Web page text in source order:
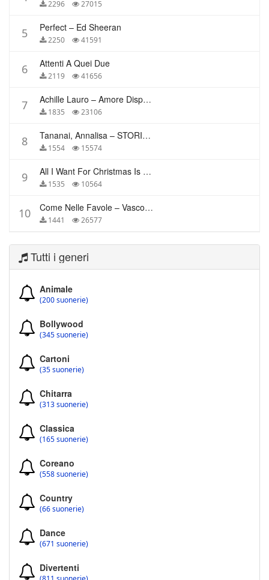
2296 27015
5 Perfect – Ed Sheeran
2250 41591
6 Attenti A Quei Due
2119 41656
7 Achille Lauro – Amore Disperato
1835 23106
8 Tananai, Annalisa – STORIE BREVI
1554 15574
9 All I Want For Christmas Is You – Mariah Carey
1535 10564
10 Come Nelle Favole – Vasco Rossi
1441 26577
Tutti i generi
Animale
(200 suonerie)
Bollywood
(345 suonerie)
Cartoni
(35 suonerie)
Chitarra
(313 suonerie)
Classica
(165 suonerie)
Coreano
(558 suonerie)
Country
(66 suonerie)
Dance
(671 suonerie)
Divertenti